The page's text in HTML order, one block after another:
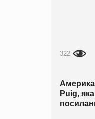
322
Puig,